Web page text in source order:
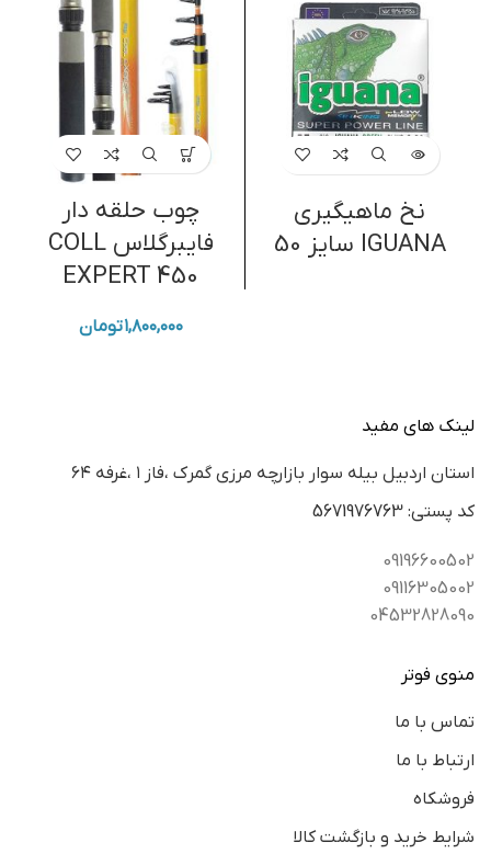
نخ ماهیگیری
IGUANA سایز 50
چوب حلقه دار
فایبرگلاس COLL
EXPERT 450
۱,۸۰۰,۰۰۰تومان
لینک های مفید
استان اردبيل بيله سوار بازارچه مرزي گمرك ،فاز ١ ،غرفه ٦٤
كد پستي: 5671976763
09196600502
09116305002
04532828090
منوی فوتر
تماس با ما
ارتباط با ما
فروشکاه
شرایط خرید و بازگشت کالا